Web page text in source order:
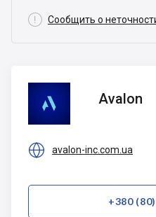
 Сообщить о
Avalon
 avalon-inc.com.ua
+380